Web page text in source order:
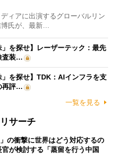
ィアに出演するグローバルリン
氏が、最新…
」を探せ】レーザーテック：最先
査装…
」を探せ】TDK：AIインフラを支
再評…
一覧を見る
サーチ
の衝撃に世界はどう対応するの
が検討する「蒸留を行う中国